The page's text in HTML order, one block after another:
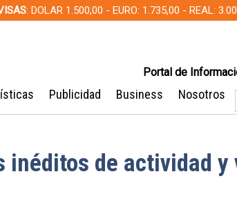
: DOLAR 1.500,00 - EURO: 1.735,00 - REAL:
Portal de
Publicidad Business Nosotros
de actividad y